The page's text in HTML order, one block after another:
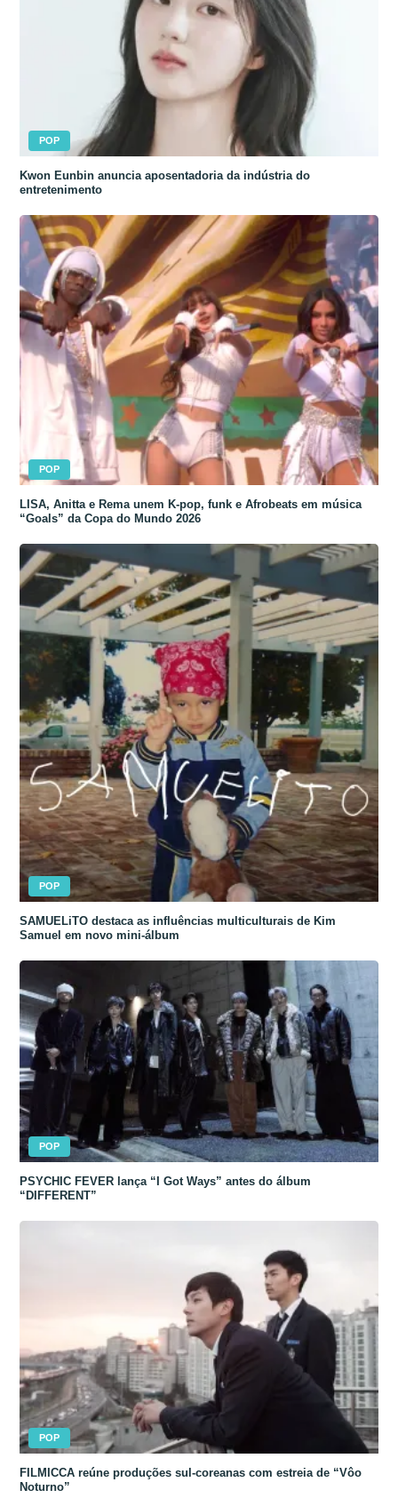
POP
Kwon Eunbin anuncia aposentadoria da indústria do
entretenimento
POP
LISA, Anitta e Rema unem K-pop, funk e Afrobeats em música
“Goals” da Copa do Mundo 2026
POP
SAMUELiTO destaca as influências multiculturais de Kim
Samuel em novo mini-álbum
POP
PSYCHIC FEVER lança “I Got Ways” antes do álbum
“DIFFERENT”
POP
FILMICCA reúne produções sul-coreanas com estreia de “Vôo
Noturno”